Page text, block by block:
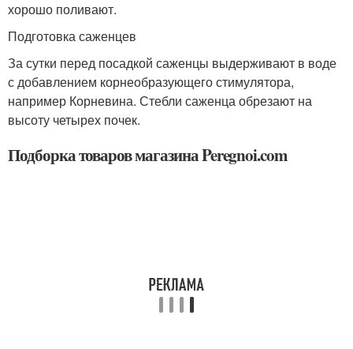
хорошо поливают.
Подготовка саженцев
За сутки перед посадкой саженцы выдерживают в воде
с добавлением корнеобразующего стимулятора,
например Корневина. Стебли саженца обрезают на
высоту четырех почек.
Подборка товаров магазина Peregnoi.com